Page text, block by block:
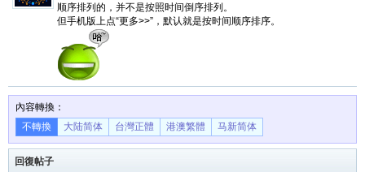
顺序排列的，并不是按照时间倒序排列。
但手机版上点“更多>>”，默认就是按时间顺序排序。
內容轉換：
不轉換
大陆简体 台灣正體 港澳繁體 马新简体
回復帖子